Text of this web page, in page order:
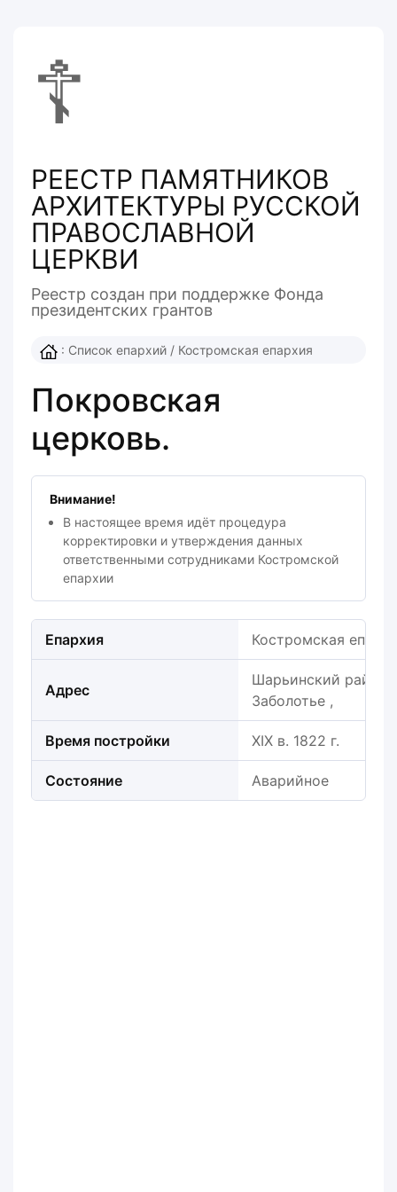
☦
РЕЕСТР ПАМЯТНИКОВ
АРХИТЕКТУРЫ РУССКОЙ
ПРАВОСЛАВНОЙ
ЦЕРКВИ
Реестр создан при поддержке Фонда
президентcких грантов
: Список епархий / Костромская епархия
Покровская
церковь.
Внимание!
В настоящее время идёт процедура
корректировки и утверждения данных
ответственными сотрудниками Костромской
епархии
Епархия Костромская
Адрес
Шарьинский район,
Заболотье ,
Время постройки XIX в. 1822 г.
Состояние Аварийное